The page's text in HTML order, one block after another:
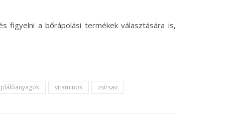
figyelni a bőrápolási termékek választására is,
vitaminok zsírsav